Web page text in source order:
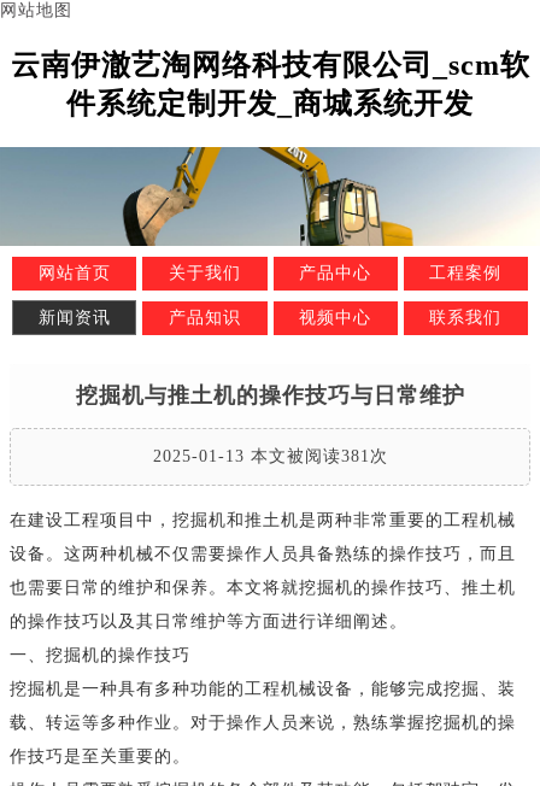
网站地图
云南伊澈艺淘网络科技有限公司_scm软
件系统定制开发_商城系统开发
网站首页 关于我们 产品中心 工程案例
新闻资讯 产品知识 视频中心 联系我们
挖掘机与推土机的操作技巧与日常维护
2025-01-13 本文被阅读381次
在建设工程项目中，挖掘机和推土机是两种非常重要的工程机械
设备。这两种机械不仅需要操作人员具备熟练的操作技巧，而且
也需要日常的维护和保养。本文将就挖掘机的操作技巧、推土机
的操作技巧以及其日常维护等方面进行详细阐述。
一、挖掘机的操作技巧
挖掘机是一种具有多种功能的工程机械设备，能够完成挖掘、装
载、转运等多种作业。对于操作人员来说，熟练掌握挖掘机的操
作技巧是至关重要的。